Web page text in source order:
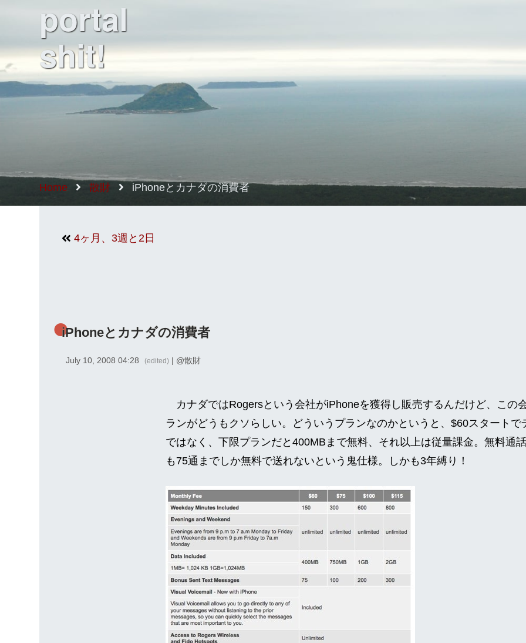
portal
shit!
Home 散財 iPhoneとカナダの消費者
4ヶ月、3週と2日
iPhoneとカナダの消費者
July 10, 2008 04:28 (edited) | @散財
カナダではRogersという会社がiPhoneを獲得し販売するんだけど、この
ランがどうもクソらしい。どういうプランなのかというと、$60スタートで
ではなく、下限プランだと400MBまで無料、それ以上は従量課金。無料通
も75通までしか無料で送れないという鬼仕様。しかも3年縛り！